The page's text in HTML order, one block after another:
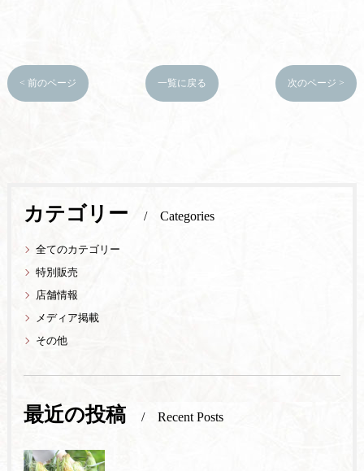
< 前のページ 一覧に戻る 次のページ >
カテゴリー Categories
全てのカテゴリー
特別販売
店舗情報
メディア掲載
その他
最近の投稿 Recent Posts